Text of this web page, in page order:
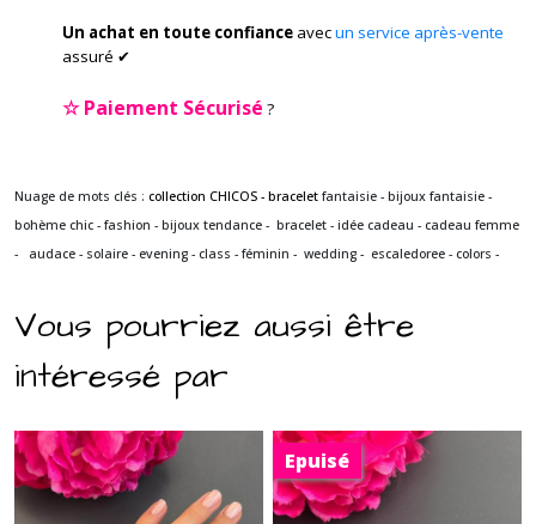
Un achat en toute confiance avecun service après-vente
assuré ✔
☆Paiement Sécurisé ?
Nuage de mots clés : collection CHICOS - bracelet fantaisie - bijoux fantaisie -
bohème chic - fashion - bijoux tendance - bracelet - idée cadeau - cadeau femme
- audace - solaire - evening - class - féminin - wedding - escaledoree - colors -
Vous pourriez aussi être
intéressé par
Epuisé